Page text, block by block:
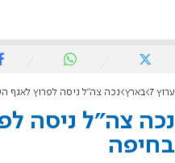
ערוץ 7 בארץ נכה צה"ל ניסה לפרוץ לאגף
נכה צה"ל ניסה
בחיפה